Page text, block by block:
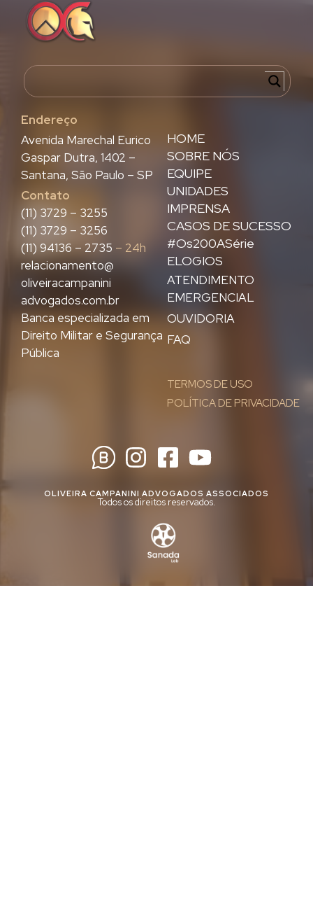
Endereço
HOME
SOBRE NÓS
EQUIPE
UNIDADES
IMPRENSA
CASOS DE SUCESSO
#Os200ASérie
ELOGIOS
ATENDIMENTO
EMERGENCIAL
OUVIDORIA
FAQ
TERMOS DE USO
POLÍTICA DE PRIVACIDADE
Avenida Marechal Eurico
Gaspar Dutra, 1402 –
Santana, São Paulo – SP
Contato
(11) 3729 – 3255
(11) 3729 – 3256
(11) 94136 – 2735 – 24h
relacionamento@
oliveiracampanini
advogados.com.br
Banca especializada em
Direito Militar e Segurança
Pública
OLIVEIRA CAMPANINI ADVOGADOS ASSOCIADOS
Todos os direitos reservados.